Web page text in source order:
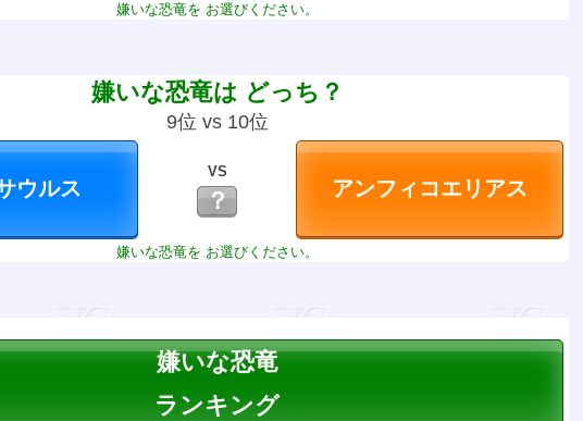
嫌いな恐竜を お選びください。
嫌いな恐竜は どっち？
9位 vs 10位
VS
？
嫌いな恐竜を お選びください。
嫌いな恐竜
ランキング